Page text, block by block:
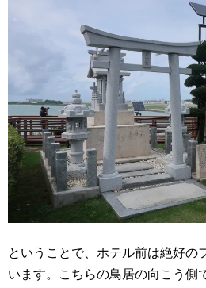
ということで、ホテル前は絶好の
います。こちらの鳥居の向こう側